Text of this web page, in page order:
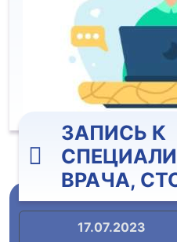
ЗАПИСЬ К
ВРАЧА,
17.07.2023